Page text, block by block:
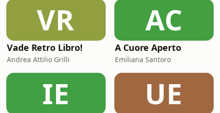
VR
Vade Retro Libro!
Andrea Attilio Grilli
AC
A Cuore Aperto
Emiliana Santoro
IE UE